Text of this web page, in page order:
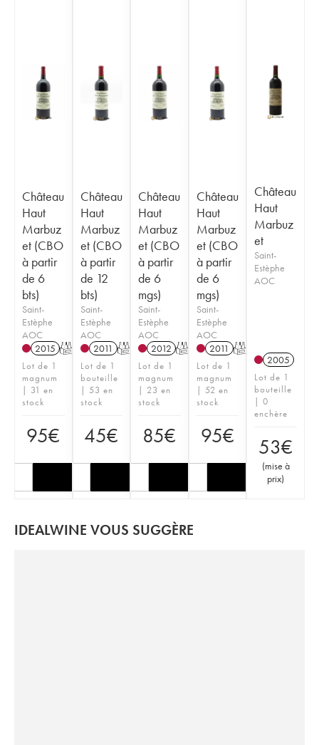
Château
Haut
Marbuz
et (CBO
à partir
de 6
bts)
Saint-
Estèphe
AOC
2015 T
Lot de 1
magnum
| 31 en
stock
95€
Château
Haut
Marbuz
et (CBO
à partir
de 12
bts)
Saint-
Estèphe
AOC
2011 T
Lot de 1
bouteille
| 53 en
stock
45€
Château
Haut
Marbuz
et (CBO
à partir
de 6
mgs)
Saint-
Estèphe
AOC
2012 T
Lot de 1
magnum
| 23 en
stock
85€
Château
Haut
Marbuz
et (CBO
à partir
de 6
mgs)
Saint-
Estèphe
AOC
2011 T
Lot de 1
magnum
| 52 en
stock
95€
Château
Haut
Marbuz
et
Saint-
Estèphe
AOC
2005
Lot de 1
bouteille
| 0
enchère
53€
(mise à
prix)
IDEALWINE VOUS SUGGÈRE